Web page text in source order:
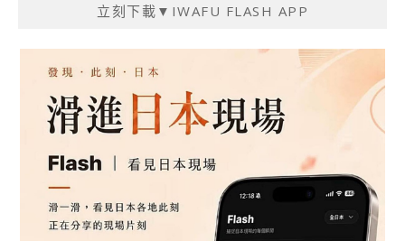
立刻下載▼IWAFU FLASH APP